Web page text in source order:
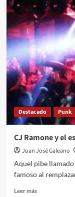
Destacado Punk
CJ Ramone y el
Juan José Galeano
Aquel pibe llamado
famoso al
Leer másLeer